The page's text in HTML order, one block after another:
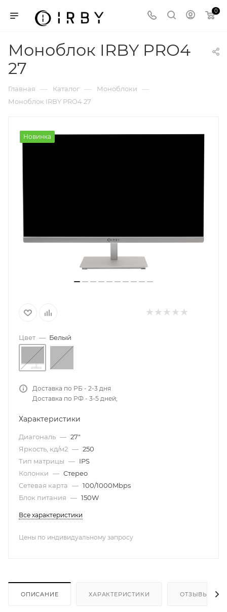
0
Моноблок IRBY PRO4
27
Главная — Каталог — Моноблоки —
Моноблок IRBY PRO4 27
Новинка
Цвет — Белый
Доставка по РБ - 2-3 дня
Доставка по РФ - 3-5 дней;
Характеристики
Диагональ — 27"
Яркость, кд/м2 — 250
Тип матрицы — IPS
Колонки — Стерео
Сетевая карта — 100/1000Mbps
Блок питания — 150W
Все характеристики
Цены по индивидуальному запросу
ОПИСАНИЕ ХАРАКТЕРИСТИКИ ОТЗЫВЫ